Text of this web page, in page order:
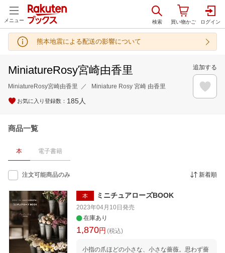
メニュー
熊本地震による配送の影響について
MiniatureRosy宮崎由香里
MiniatureRosy宮崎由香里 Miniature Rosy 宮崎 由香里
お気に入り登録数： 185人
追加する
商品一覧
本 電子書籍
注文可能商品のみ 新着順
本 ミニチュアローズBOOK
2023年04月10日 発売
在庫あり
1,870円 (税込)
小指の爪ほどの小さな、小さな薔薇。思わず薔